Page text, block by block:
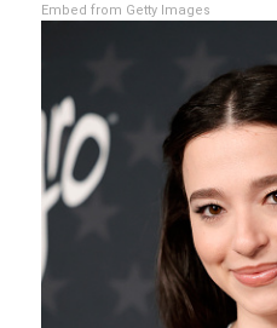
Embed from Getty Images